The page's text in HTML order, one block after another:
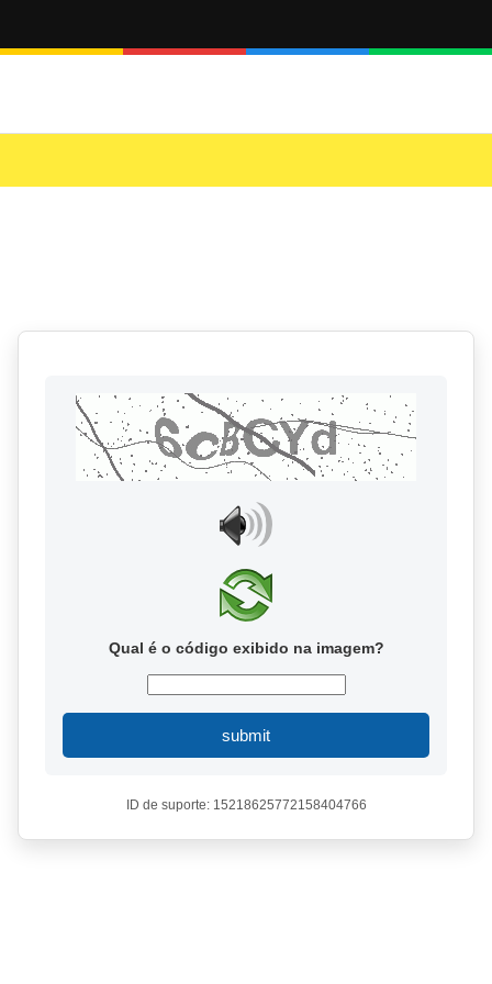
Qual é o código exibido na imagem?
submit
ID de suporte: 15218625772158404766